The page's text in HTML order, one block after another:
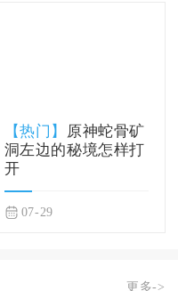
【热门】
原神蛇骨矿
洞左边的秘境怎样打
开
07-29
更多->